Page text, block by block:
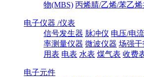
物(MBS) 丙烯腈/乙烯/苯乙
电子仪器 /仪表
信号发生器 脉冲仪 电压/电
率测量仪器 微波仪器 场强
用表 电表 水表 煤气表 收费
电子元件